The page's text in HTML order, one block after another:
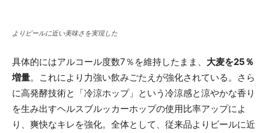
よりビールに近い美味さを実現した
具体的にはアルコール度数7％を維持したまま、 大麦を25％
増量。これにより力強い飲みごたえが強化されている。さら
に高発酵技術と「冷涼ホップ」という冷涼感と涼やかな香り
を生み出すヘルスブルッカーホップの使用比率アップによ
り、爽快なキレを強化。全体として、従来品よりビールに近